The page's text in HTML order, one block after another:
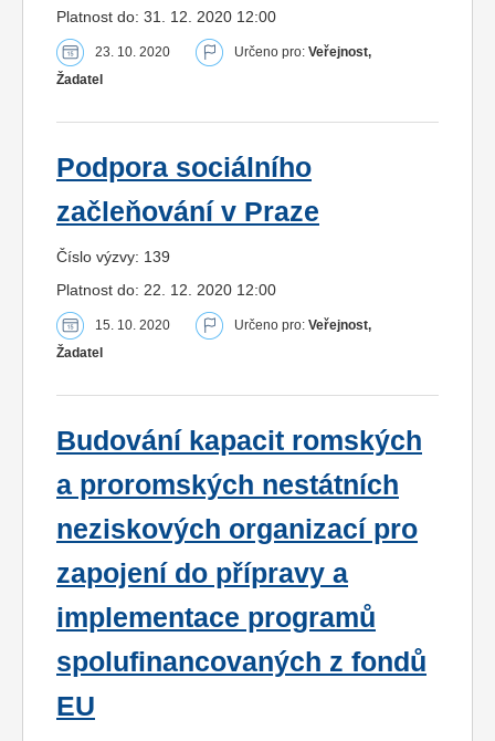
Platnost do: 31. 12. 2020 12:00
23. 10. 2020 Určeno pro: Veřejnost,
Žadatel
Podpora sociálního
začleňování v Praze
Číslo výzvy: 139
Platnost do: 22. 12. 2020 12:00
15. 10. 2020 Určeno pro: Veřejnost,
Žadatel
Budování kapacit romských
a proromských nestátních
neziskových organizací pro
zapojení do přípravy a
implementace programů
spolufinancovaných z fondů
EU